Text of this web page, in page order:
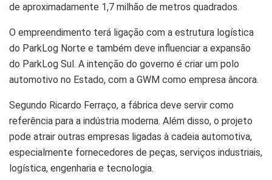
de aproximadamente 1,7 milhão de metros quadrados.
O empreendimento terá ligação com a estrutura logística
do ParkLog Norte e também deve influenciar a expansão
do ParkLog Sul. A intenção do governo é criar um polo
automotivo no Estado, com a GWM como empresa âncora.
Segundo Ricardo Ferraço, a fábrica deve servir como
referência para a indústria moderna. Além disso, o projeto
pode atrair outras empresas ligadas à cadeia automotiva,
especialmente fornecedores de peças, serviços industriais,
logística, engenharia e tecnologia.